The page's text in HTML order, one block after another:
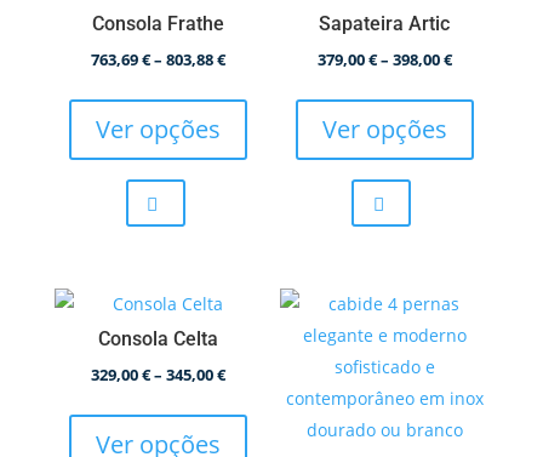
Consola Frathe
763,69€– 803,88€Price
through
Ver opções
has
may
Sapateira Artic
379,00€– 398,00€Price
through
Ver opções
has
on
Consola Celta
329,00€– 345,00€Price
Ver opções
product